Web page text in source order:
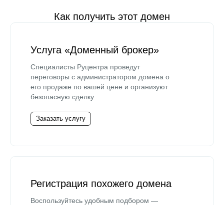
Как получить этот домен
Услуга «Доменный брокер»
Специалисты Руцентра проведут
переговоры с администратором домена о
его продаже по вашей цене и организуют
безопасную сделку.
Заказать услугу
Регистрация похожего домена
Воспользуйтесь удобным подбором —